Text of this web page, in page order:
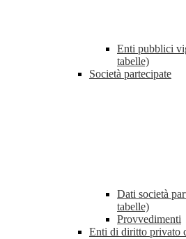
Enti pubblici
tabelle)
Società partecipate
Dati società
tabelle)
Provvedimenti
Enti di diritto privato